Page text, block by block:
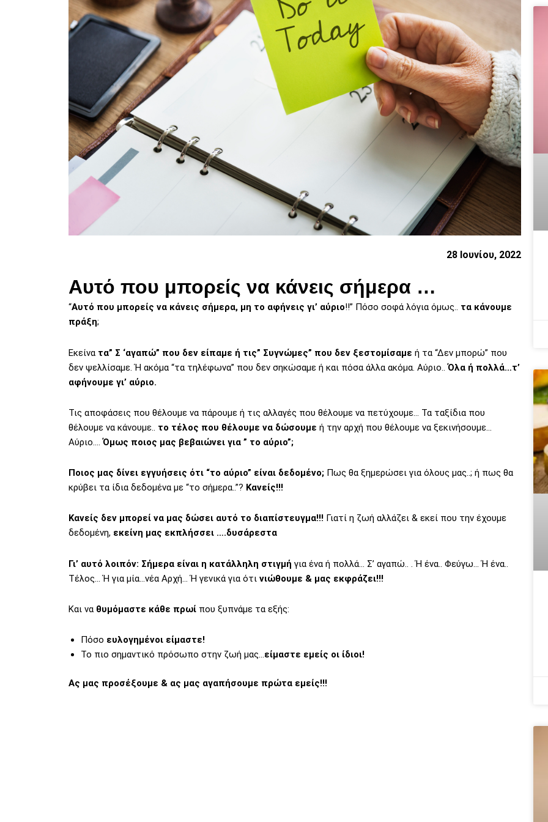
28 Ιουνίου, 2022
Αυτό που μπορείς να κάνεις σήμερα …
“Αυτό που μπορείς να κάνεις σήμερα, μη το αφήνεις γι’ αύριο!!” Πόσο σοφά λόγια όμως.. τα κάνουμε
πράξη;
Εκείνα τα” Σ ‘αγαπώ” που δεν είπαμε ή τις” Συγνώμες” που δεν ξεστομίσαμε ή τα “Δεν μπορώ” που
δεν ψελλίσαμε. Ή ακόμα “τα τηλέφωνα” που δεν σηκώσαμε ή και πόσα άλλα ακόμα. Αύριο..Όλα ή πολλά…τ’
αφήνουμε γι’ αύριο.
Τις αποφάσεις που θέλουμε να πάρουμε ή τις αλλαγές που θέλουμε να πετύχουμε… Τα ταξίδια που
θέλουμε να κάνουμε.. το τέλος που θέλουμε να δώσουμε ή την αρχή που θέλουμε να ξεκινήσουμε…
Αύριο….Όμως ποιος μας βεβαιώνει για ” το αύριο”;
Ποιος μας δίνει εγγυήσεις ότι “το αύριο” είναι δεδομένο; Πως θα ξημερώσει για όλους μας..; ή πως θα
κρύβει τα ίδια δεδομένα με “το σήμερα..”? Κανείς!!!
Κανείς δεν μπορεί να μας δώσει αυτό το διαπίστευγμα!!! Γιατί η ζωή αλλάζει & εκεί που την έχουμε
δεδομένη, εκείνη μας εκπλήσσει ….δυσάρεστα
Γι’ αυτό λοιπόν: Σήμερα είναι η κατάλληλη στιγμή για ένα ή πολλά… Σ’ αγαπώ.. . Ή ένα.. Φεύγω… Ή ένα..
Τέλος… Ή για μία…νέα Αρχή… Ή γενικά για ότι νιώθουμε & μας εκφράζει!!!
Και να θυμόμαστε κάθε πρωί που ξυπνάμε τα εξής:
Πόσο ευλογημένοι είμαστε!
Το πιο σημαντικό πρόσωπο στην ζωή μας…είμαστε εμείς οι ίδιοι!
Ας μας προσέξουμε & ας μας αγαπήσουμε πρώτα εμείς!!!